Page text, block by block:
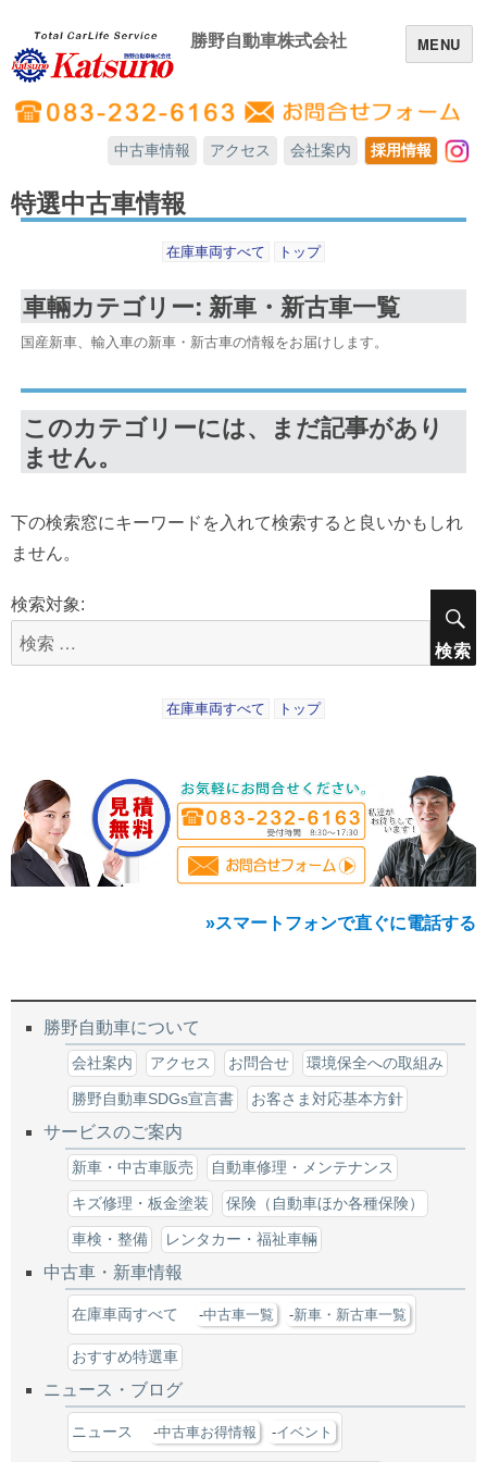
勝野自動車株式会社
中古車情報 アクセス 会社案内 採用情報 In
MENU
特選中古車情報
在庫車両すべて トップ
車輛カテゴリー: 新車・新古車一覧
国産新車、輸入車の新車・新古車の情報をお届けします。
このカテゴリーには、まだ記事があり
ません。
下の検索窓にキーワードを入れて検索すると良いかもしれ
ません。
検索対象:
検索
在庫車両すべて トップ
»スマートフォンで直ぐに電話する
勝野自動車について
会社案内 アクセス お問合せ 環境保全への取組み
勝野自動車SDGs宣言書 お客さま対応基本方針
サービスのご案内
新車・中古車販売 自動車修理・メンテナンス
キズ修理・板金塗装 保険（自動車ほか各種保険）
車検・整備 レンタカー・福祉車輛
中古車・新車情報
在庫車両すべて 中古車一覧 新車・新古車一覧
おすすめ特選車
ニュース・ブログ
ニュース 中古車お得情報 イベント